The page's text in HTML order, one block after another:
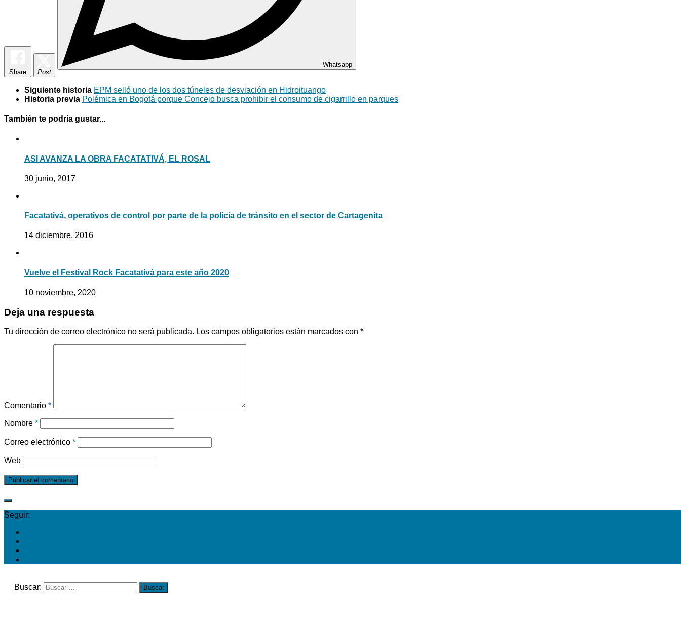
Share Post
Whatsapp
Siguiente historia EPM selló uno de los dos túneles de desviación en Hidroituango
Historia previa Polémica en Bogotá porque Concejo busca prohibir el consumo de cigarrillo en parques
También te podría gustar...
ASI AVANZA LA OBRA FACATATIVÁ, EL ROSAL
30 junio, 2017
Facatativá, operativos de control por parte de la policía de tránsito en el sector de Cartagenita
14 diciembre, 2016
Vuelve el Festival Rock Facatativá para este año 2020
10 noviembre, 2020
Deja una respuesta
Tu dirección de correo electrónico no será publicada. Los campos obligatorios están marcados con *
Comentario *
Nombre *
Correo electrónico *
Web
Seguir:
Buscar: